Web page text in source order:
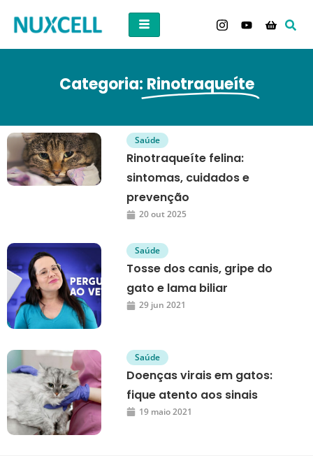
Categoria: Rinotraqueíte
Saúde
Rinotraqueíte felina:
sintomas, cuidados e
prevenção
20 out 2025
Saúde
Tosse dos canis, gripe do
gato e lama biliar
29 jun 2021
Saúde
Doenças virais em gatos:
fique atento aos sinais
19 maio 2021